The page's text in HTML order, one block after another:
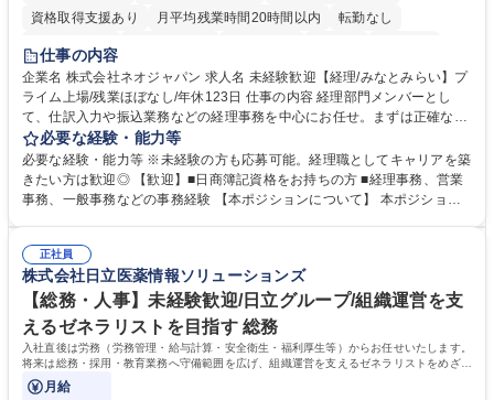
資格取得支援あり
月平均残業時間20時間以内
転勤なし
未経験者歓迎
完全週休2日制
交通費支給 駅近5分以内 土日祝休み
服装自由
寮・社宅あり
仕事の内容
企業名 株式会社ネオジャパン 求人名 未経験歓迎【経理/みなとみらい】プ
ライム上場/残業ほぼなし/年休123日 仕事の内容 経理部門メンバーとし
て、仕訳入力や振込業務などの経理事務を中心にお任せ。まずは正確な入
力・確認業務からスタートし、既存メンバーと一緒に業務を進めながら段
階的に経理知識を身につけていただきます。 【具体的には】 ■社内稟議に
基づく仕訳入力 ■月末の振込業務 ■明細作成 ■伝票処理、記帳業務 ■既存
メンバーの業務サポート 【将来的には】 ■月次決算補助 ■四半期・年次決
想定です。 募集職種 未経験歓迎【経理/みなとみらい】プライム上場/残業
ほぼなし/年休123日
必要な経験・能力等
必要な経験・能力等 ※未経験の方も応募可能。経理職としてキャリアを築
きたい方は歓迎◎ 【歓迎】■日商簿記資格をお持ちの方 ■経理事務、営業
事務、一般事務などの事務経験 【本ポジションについて】 本ポジション
当し、3～5年をかけて月次決算・四半期決算・開示資料作成補助などへス
テップアップできます。また、残業は通常月ほぼなく、決算月でも10時間
未満のため、無理なく経理として専門性を身につけられる環境です。 学
歴・資格 学歴：大学院 大学 高専 短大 専修学校 高校 語学力： 資格：日商
簿記検定1級 日商簿記検定2級
正社員
株式会社日立医薬情報ソリューションズ
【総務・人事】未経験歓迎/日立グループ/組織運営を支
えるゼネラリストを目指す 総務
入社直後は労務（労務管理・給与計算・安全衛生・福利厚生等）からお任せいたします。
将来は総務・採用・教育業務へ守備範囲を広げ、組織運営を支えるゼネラリストをめざせ
ます。
月給